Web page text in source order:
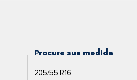
Procure sua medida
205/55 R16